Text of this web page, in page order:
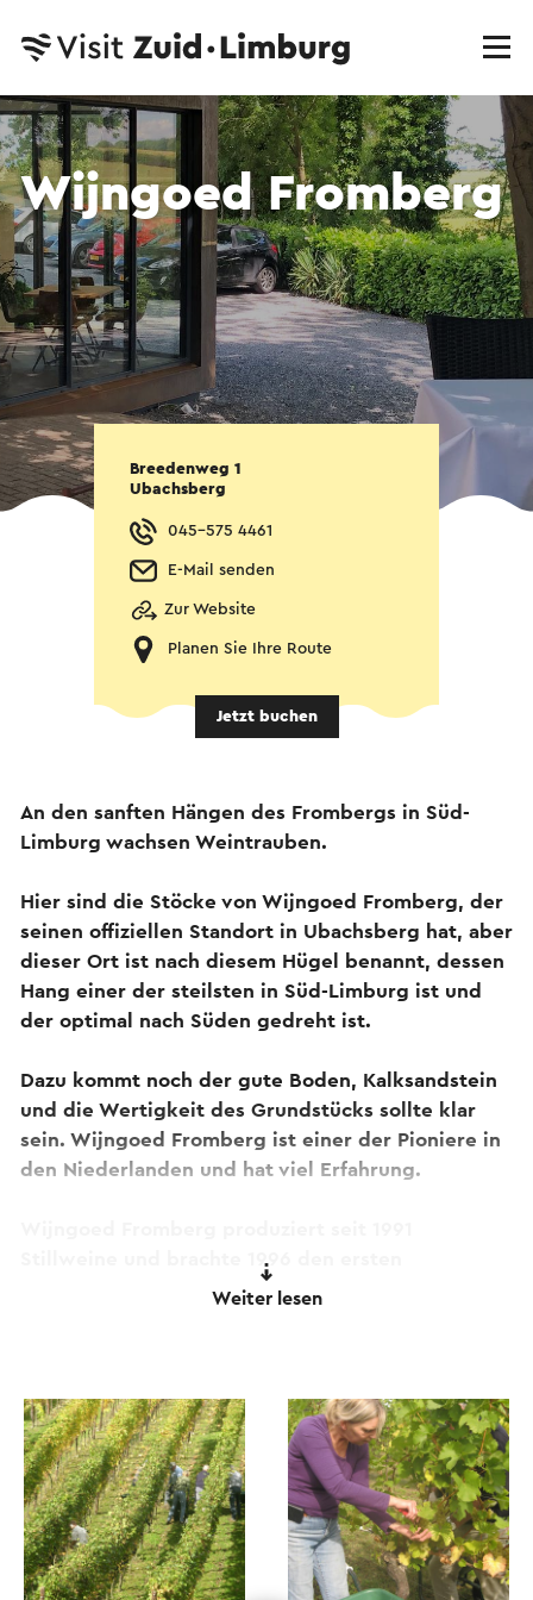
Wijngoed Fromberg
Breedenweg 1
Ubachsberg
045-575 4461
E-Mail senden
Zur Website
Planen Sie Ihre Route
Jetzt buchen
An den sanften Hängen des Frombergs in Süd-
Limburg wachsen Weintrauben.
Hier sind die Stöcke von Wijngoed Fromberg, der
seinen offiziellen Standort in Ubachsberg hat, aber
dieser Ort ist nach diesem Hügel benannt, dessen
Hang einer der steilsten in Süd-Limburg ist und
der optimal nach Süden gedreht ist.
Dazu kommt noch der gute Boden, Kalksandstein
und die Wertigkeit des Grundstücks sollte klar
sein. Wijngoed Fromberg ist einer der Pioniere in
den Niederlanden und hat viel Erfahrung.
Stillweine und brachte 1996 den ersten
Schaumwein in den Niederlanden auf den Markt.
Weingut Fromberg im Teil derRoute des Vins
Ubachsberg.
Dieser Text wurde mit Hilfe eines Online-
Übersetzungsdienstes automatisch übersetzt.
Weiter lesen